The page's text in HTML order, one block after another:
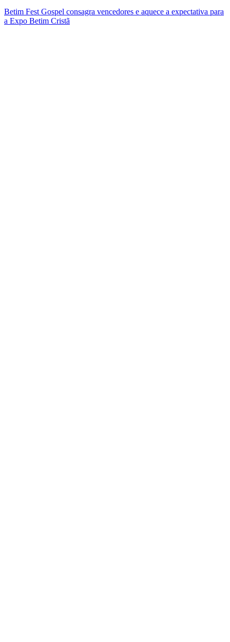
Betim Fest Gospel consagra vencedores e aquece a expectativa para
a Expo Betim Cristã